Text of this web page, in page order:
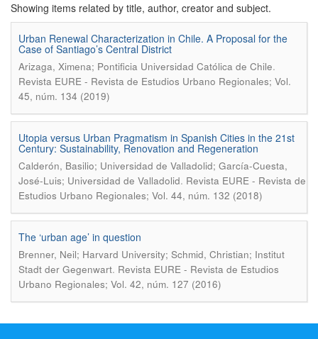
Showing items related by title, author, creator and subject.
Urban Renewal Characterization in Chile. A Proposal for the
Case of Santiago’s Central District
Arizaga, Ximena; Pontificia Universidad Católica de Chile.
Revista EURE - Revista de Estudios Urbano Regionales; Vol.
45, núm. 134 (2019)
Utopia versus Urban Pragmatism in Spanish Cities in the 21st
Century: Sustainability, Renovation and Regeneration
Calderón, Basilio; Universidad de Valladolid; García-Cuesta,
José-Luis; Universidad de Valladolid. Revista EURE - Revista de
Estudios Urbano Regionales; Vol. 44, núm. 132 (2018)
The ‘urban age’ in question
Brenner, Neil; Harvard University; Schmid, Christian; Institut
Stadt der Gegenwart. Revista EURE - Revista de Estudios
Urbano Regionales; Vol. 42, núm. 127 (2016)